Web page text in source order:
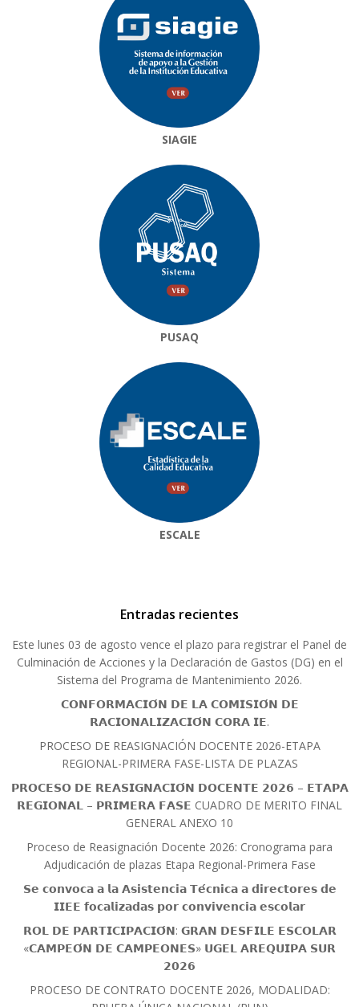
SIAGIE
PUSAQ
ESCALE
Entradas recientes
Este lunes 03 de agosto vence el plazo para registrar el Panel de
Culminación de Acciones y la Declaración de Gastos (DG) en el
Sistema del Programa de Mantenimiento 2026.
𝗖𝗢𝗡𝗙𝗢𝗥𝗠𝗔𝗖𝗜𝗢́𝗡 𝗗𝗘 𝗟𝗔 𝗖𝗢𝗠𝗜𝗦𝗜𝗢́𝗡 𝗗𝗘
𝗥𝗔𝗖𝗜𝗢𝗡𝗔𝗟𝗜𝗭𝗔𝗖𝗜𝗢́𝗡 𝗖𝗢𝗥𝗔 𝗜𝗘.
PROCESO DE REASIGNACIÓN DOCENTE 2026-ETAPA
REGIONAL-PRIMERA FASE-LISTA DE PLAZAS
𝗣𝗥𝗢𝗖𝗘𝗦𝗢 𝗗𝗘 𝗥𝗘𝗔𝗦𝗜𝗚𝗡𝗔𝗖𝗜𝗢́𝗡 𝗗𝗢𝗖𝗘𝗡𝗧𝗘 𝟮𝟬𝟮𝟲 – 𝗘𝗧𝗔𝗣𝗔
𝗥𝗘𝗚𝗜𝗢𝗡𝗔𝗟 – 𝗣𝗥𝗜𝗠𝗘𝗥𝗔 𝗙𝗔𝗦𝗘 CUADRO DE MERITO FINAL
GENERAL ANEXO 10
Proceso de Reasignación Docente 2026: Cronograma para
Adjudicación de plazas Etapa Regional-Primera Fase
𝗦𝗲 𝗰𝗼𝗻𝘃𝗼𝗰𝗮 𝗮 𝗹𝗮 𝗔𝘀𝗶𝘀𝘁𝗲𝗻𝗰𝗶𝗮 𝗧𝗲́𝗰𝗻𝗶𝗰𝗮 𝗮 𝗱𝗶𝗿𝗲𝗰𝘁𝗼𝗿𝗲𝘀 𝗱𝗲
𝗜𝗜𝗘𝗘 𝗳𝗼𝗰𝗮𝗹𝗶𝘇𝗮𝗱𝗮𝘀 𝗽𝗼𝗿 𝗰𝗼𝗻𝘃𝗶𝘃𝗲𝗻𝗰𝗶𝗮 𝗲𝘀𝗰𝗼𝗹𝗮𝗿
𝗥𝗢𝗟 𝗗𝗘 𝗣𝗔𝗥𝗧𝗜𝗖𝗜𝗣𝗔𝗖𝗜𝗢́𝗡: 𝗚𝗥𝗔𝗡 𝗗𝗘𝗦𝗙𝗜𝗟𝗘 𝗘𝗦𝗖𝗢𝗟𝗔𝗥
«𝗖𝗔𝗠𝗣𝗘𝗢́𝗡 𝗗𝗘 𝗖𝗔𝗠𝗣𝗘𝗢𝗡𝗘𝗦» 𝗨𝗚𝗘𝗟 𝗔𝗥𝗘𝗤𝗨𝗜𝗣𝗔 𝗦𝗨𝗥
𝟮𝟬𝟮𝟲
PROCESO DE CONTRATO DOCENTE 2026, MODALIDAD: